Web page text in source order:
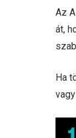
Az
át,
Ha